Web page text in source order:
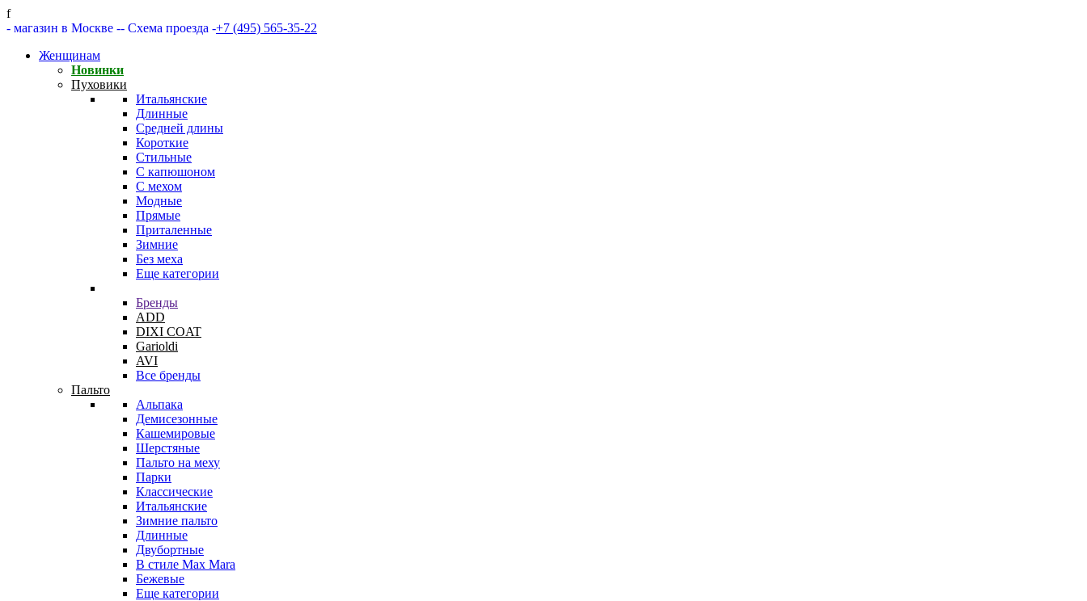
f
- магазин в Москве -- Схема проезда -+7 (495) 565-35-22
Женщинам
Новинки
Пуховики
Итальянские
Длинные
Средней длины
Короткие
Стильные
С капюшоном
С мехом
Модные
Прямые
Приталенные
Зимние
Без меха
Еще категории
Бренды
ADD
DIXI COAT
Garioldi
AVI
Все бренды
Пальто
Альпака
Демисезонные
Кашемировые
Шерстяные
Пальто на меху
Парки
Классические
Итальянские
Зимние пальто
Длинные
Двубортные
В стиле Max Mara
Бежевые
Еще категории